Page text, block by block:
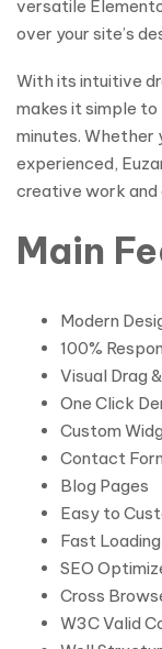
versatile
over your site’s
With its intuitive
makes it simple
minutes. Whether
experienced,
creative work and
Main
Modern
100%
Visual Drag
One Click
Custom
Contact
Blog Pages
Easy to
Fast
SEO
Cross
W3C Valid